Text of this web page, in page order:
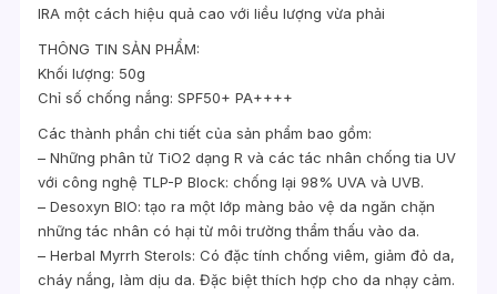
IRA một cách hiệu quả cao với liều lượng vừa phải
THÔNG TIN SẢN PHẨM:
Khối lượng: 50g
Chỉ số chống nắng: SPF50+ PA++++
Các thành phần chi tiết của sản phẩm bao gồm:
– Những phân tử TiO2 dạng R và các tác nhân chống tia UV
với công nghệ TLP-P Block: chống lại 98% UVA và UVB.
– Desoxyn BIO: tạo ra một lớp màng bảo vệ da ngăn chặn
những tác nhân có hại từ môi trường thẩm thấu vào da.
– Herbal Myrrh Sterols: Có đặc tính chống viêm, giảm đỏ da,
cháy nắng, làm dịu da. Đặc biệt thích hợp cho da nhạy cảm.